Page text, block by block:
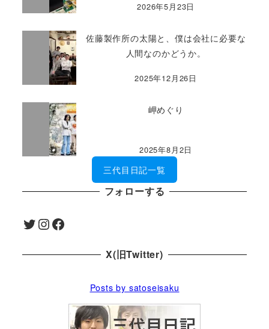
2026年5月23日
佐藤製作所の太陽と、僕は会社に必要な
人間なのかどうか。
2025年12月26日
岬めぐり
2025年8月2日
三代目日記一覧
フォローする
Twitter InstagramFacebook
X(旧Twitter)
Posts by satoseisaku